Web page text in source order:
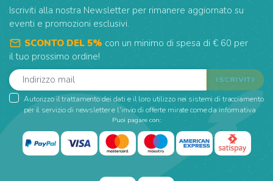
Iscriviti alla nostra Newsletter per rimanere aggiornato su
eventi e promozioni esclusivi.
mail_outline SCONTO DEL 5% con un minimo di spesa di € 60 per
il tuo prossimo ordine!
Autorizzo il trattamento dei dati e il loro utilizzo nei sistemi di tracciamento
per il servizio di newsletter e l'invio di offerte mirate come da informativa
Puoi pagare con: